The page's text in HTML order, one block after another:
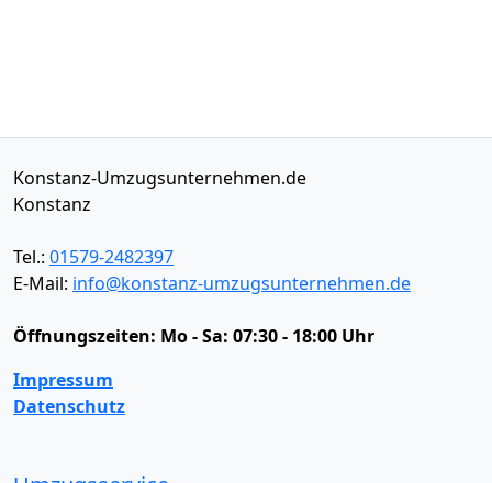
Konstanz-Umzugsunternehmen.de
Konstanz
Tel.: 01579-2482397
E-Mail: info@konstanz-umzugsunternehmen.de
Öffnungszeiten: Mo - Sa: 07:30 - 18:00 Uhr
Impressum
Datenschutz